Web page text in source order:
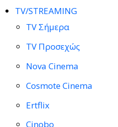
TV/STREAMING
TV Σήμερα
TV Προσεχώς
Nova Cinema
Cosmote Cinema
Ertflix
Cinobo